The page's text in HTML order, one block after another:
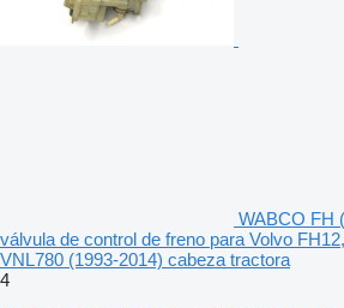
WABCO FH
válvula de control de freno para Volvo
VNL780 (1993-2014) cabeza tractora
4